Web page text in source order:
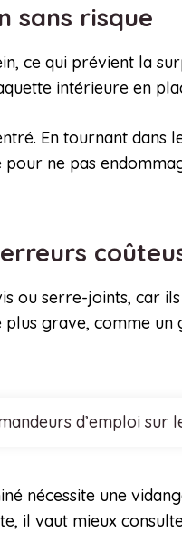
sans risque
ce qui prévient la
intérieure en
En tournant
ne pas
ou serre-joints, car
grave, comme
d’emploi
nécessite une
il vaut mieux